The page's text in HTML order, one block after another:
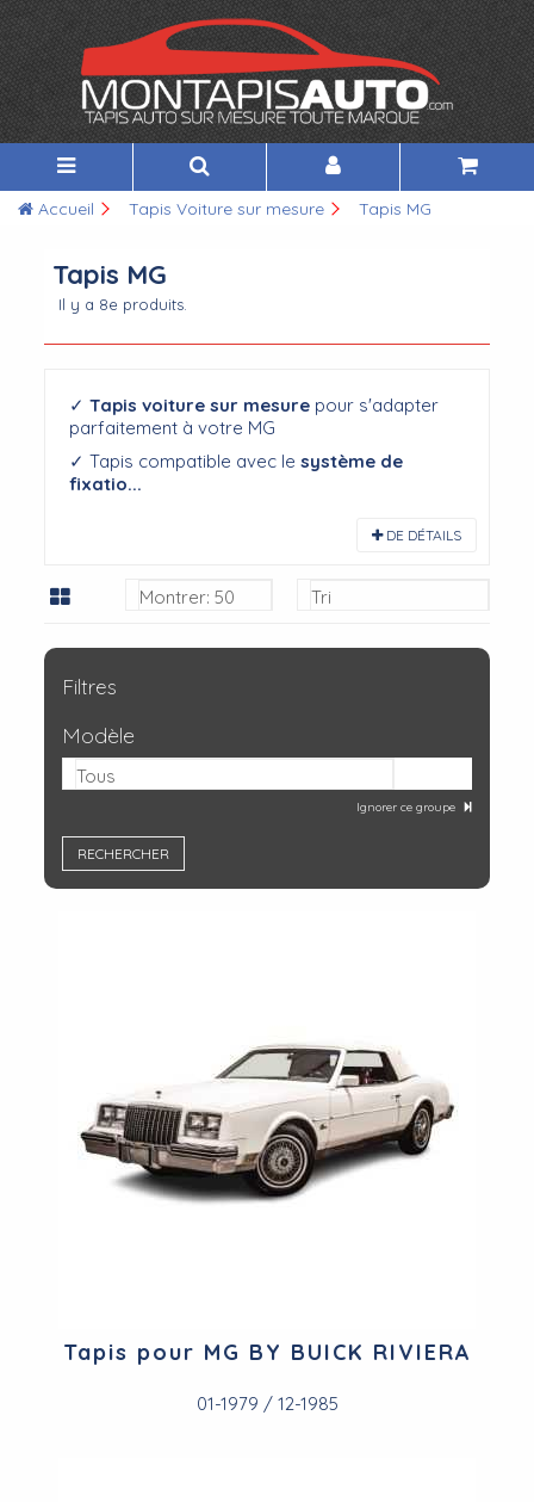
Accueil Tapis Voiture sur mesure Tapis MG
Tapis MG
Il y a 8e produits.
✓Tapis voiture sur mesure pour s'adapter
parfaitement à votre MG
✓ Tapis compatible avec lesystème de
fixatio...
DE DÉTAILS
Tri
Montrer: 50
Filtres
Modèle
Tous
Ignorer ce groupe
Tapis pour MG BY BUICK RIVIERA
01-1979 / 12-1985